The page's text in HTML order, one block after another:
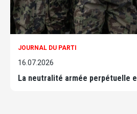
JOURNAL DU PARTI
16.07.2026
La neutralité armée perpétuelle